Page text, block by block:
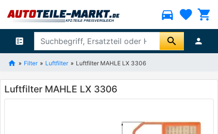
directions_car favorite shopping_cart
ballot search person
Filter Luftfilter Luftfilter MAHLE LX 3306
Luftfilter MAHLE LX 3306